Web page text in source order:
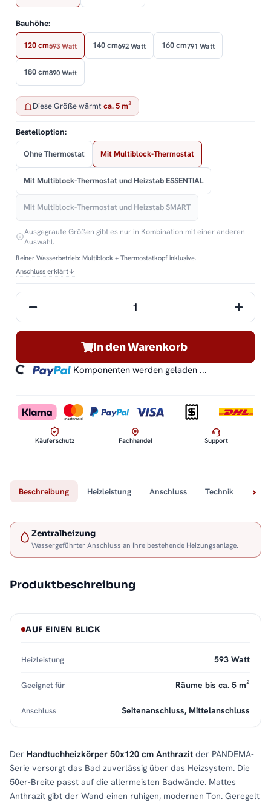
Bauhöhe:
120 cm593 Watt 140 cm692 Watt 160 cm791 Watt
180 cm890 Watt
Diese Größe wärmt ca. 5 m²
Bestelloption:
Ohne Thermostat Mit Multiblock-Thermostat
Mit Multiblock-Thermostat und Heizstab ESSENTIAL
Mit Multiblock-Thermostat und Heizstab SMART
Ausgegraute Größen gibt es nur in Kombination mit einer anderen
Auswahl.
Reiner Wasserbetrieb: Multiblock + Thermostatkopf inklusive.
Anschluss erklärt↓
In den Warenkorb
Komponenten werden geladen ...
Käuferschutz Fachhandel Support
Beschreibung Heizleistung Anschluss Technik
Zentralheizung
Wassergeführter Anschluss an Ihre bestehende Heizungsanlage.
Produktbeschreibung
Der Handtuchheizkörper 50x120 cm Anthrazit der PANDEMA-
Serie versorgt das Bad zuverlässig über das Heizsystem. Die
50er-Breite passt auf die allermeisten Badwände. Mattes
Anthrazit gibt der Wand einen ruhigen, modernen Ton. Geregelt
AUF EINEN BLICK
Heizleistung 593 Watt
Geeignet für Räume bis ca. 5 m²
Anschluss Seitenanschluss, Mittelanschluss